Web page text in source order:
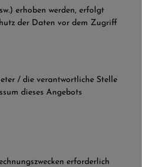
erhoben werden, erfolgt
der Daten vor dem Zugriff
/ die verantwortliche Stelle
dieses Angebots
erforderlich